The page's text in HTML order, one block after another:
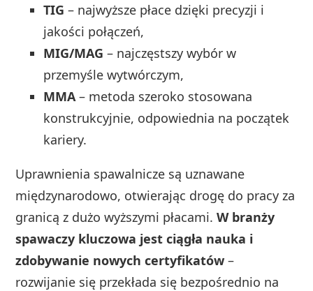
TIG – najwyższe płace dzięki precyzji i
jakości połączeń,
MIG/MAG – najczęstszy wybór w
przemyśle wytwórczym,
MMA– metoda szeroko stosowana
konstrukcyjnie, odpowiednia na początek
kariery.
Uprawnienia spawalnicze są uznawane
międzynarodowo, otwierając drogę do pracy za
granicą z dużo wyższymi płacami.W branży
spawaczy kluczowa jest ciągła nauka i
zdobywanie nowych certyfikatów –
rozwijanie się przekłada się bezpośrednio na